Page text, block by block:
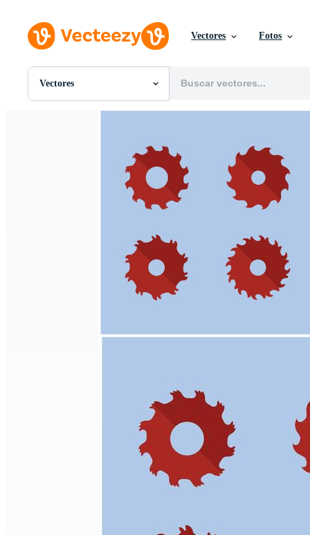
Vectores Fotos
Vectores
Todas Imágenes
Eventos Editoriales